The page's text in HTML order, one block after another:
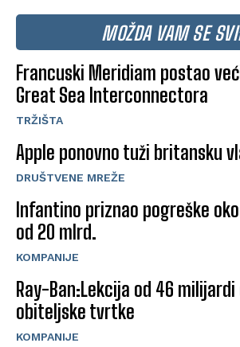
MOŽDA VAM SE
Francuski Meridiam postao
Great Sea Interconnectora
TRŽIŠTA
Apple ponovno tuži britansku
DRUŠTVENE MREŽE
Infantino priznao pogreške
od 20 mlrd.
KOMPANIJE
Ray-Ban:Lekcija od 46
obiteljske tvrtke
KOMPANIJE